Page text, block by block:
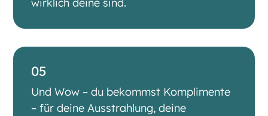
05
Und Wow – du bekommst Komplimente
– für deine Ausstrahlung, deine